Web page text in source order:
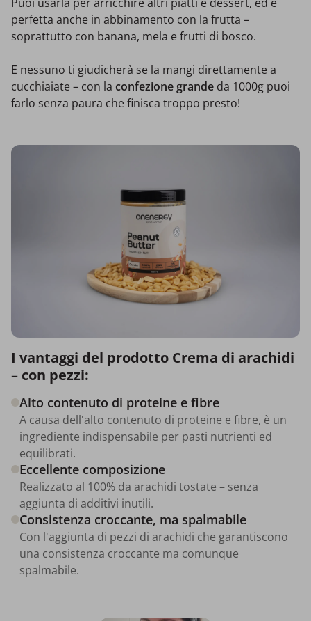
perfetta anche in abbinamento con la frutta –
soprattutto con banana, mela e frutti di bosco.
E nessuno ti giudicherà se la mangi direttamente a
cucchiaiate – con la confezione grande da 1000g puoi
farlo senza paura che finisca troppo presto!
I vantaggi del prodotto Crema di arachidi
– con pezzi:
Alto contenuto di proteine e fibre
A causa dell'alto contenuto di proteine e fibre, è un
ingrediente indispensabile per pasti nutrienti ed
equilibrati.
Eccellente composizione
Realizzato al 100% da arachidi tostate – senza
aggiunta di additivi inutili.
Consistenza croccante, ma spalmabile
Con l'aggiunta di pezzi di arachidi che garantiscono
una consistenza croccante ma comunque
spalmabile.